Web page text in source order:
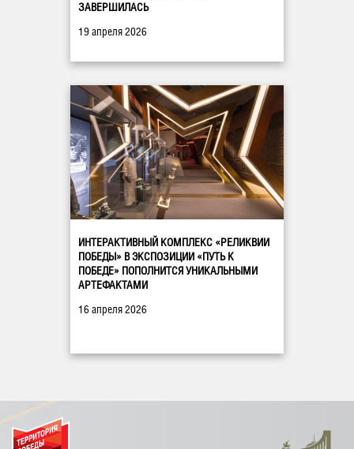
ЗАВЕРШИЛАСЬ
19 апреля 2026
ИНТЕРАКТИВНЫЙ КОМПЛЕКС «РЕЛИКВИИ
ПОБЕДЫ» В ЭКСПОЗИЦИИ «ПУТЬ К
ПОБЕДЕ» ПОПОЛНИТСЯ УНИКАЛЬНЫМИ
АРТЕФАКТАМИ
16 апреля 2026